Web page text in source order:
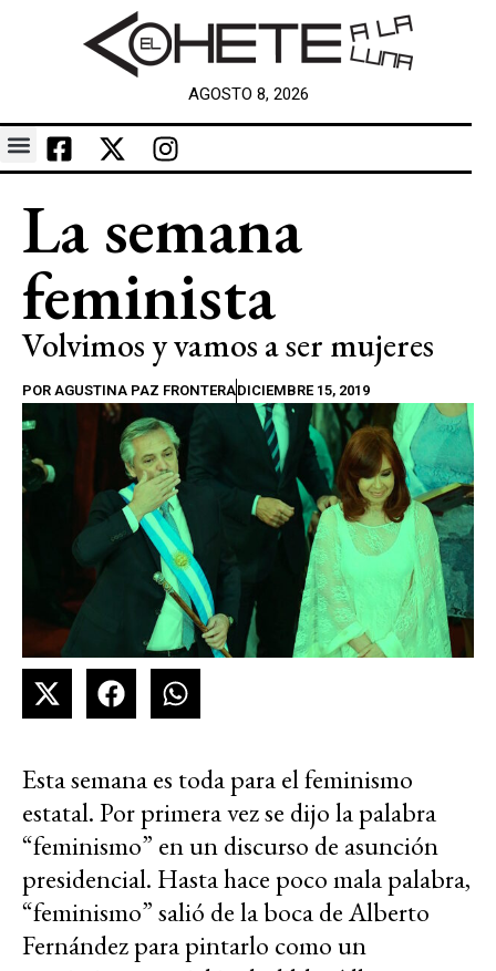
AGOSTO 8, 2026
La semana
feminista
Volvimos y vamos a ser mujeres
POR AGUSTINA PAZ FRONTERADICIEMBRE 15, 2019
Esta semana es toda para el feminismo
estatal. Por primera vez se dijo la palabra
“feminismo” en un discurso de asunción
presidencial. Hasta hace poco mala palabra,
“feminismo” salió de la boca de Alberto
Fernández para pintarlo como un